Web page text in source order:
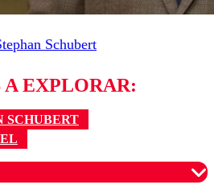
Schubert
EXPLORAR:
SCHUBERT